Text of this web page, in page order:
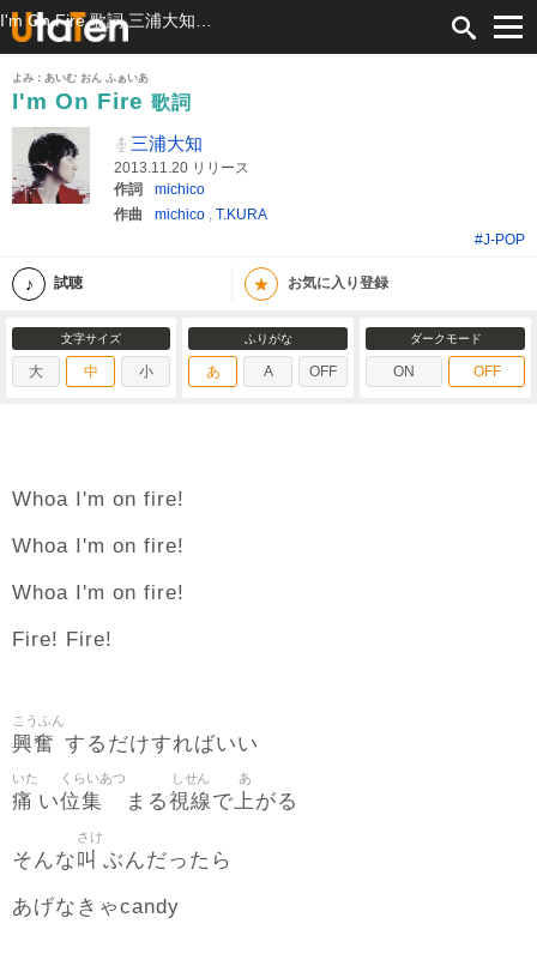
よみ：あいむ おん ふぁいあ
I'm On Fire 歌詞
三浦大知
2013.11.20 リリース
作詞
michico
作曲
michico , T.KURA
#J-POP
試聴 ★ お気に入り登録
文字サイズ
大 中 小
ふりがな
あ A OFF
ダークモード
ON OFF
Whoa I'm on fire!
Whoa I'm on fire!
Whoa I'm on fire!
Fire! Fire!
興奮
こうふん
するだけすればいい
痛
いた
い位集
くらいあつ
まる視線
しせん
で上
あ
がる
そんな叫
さけ
ぶんだったら
あげなきゃcandy